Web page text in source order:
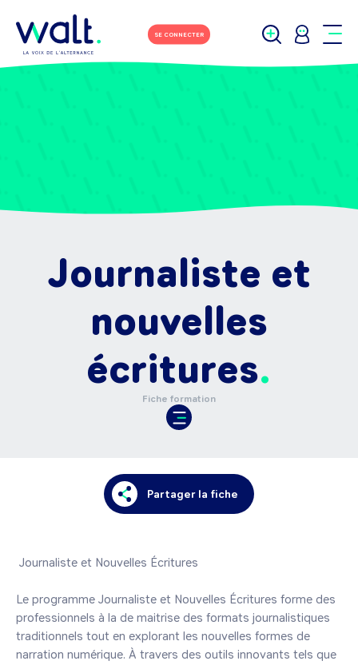
SE CONNECTER
Journaliste et
nouvelles
écritures
Fiche formation
Partager la fiche
Le programme Journaliste et Nouvelles Écritures forme des
professionnels à la de maitrise des formats journalistiques
traditionnels tout en explorant les nouvelles formes de
narration numérique. À travers des outils innovants tels que